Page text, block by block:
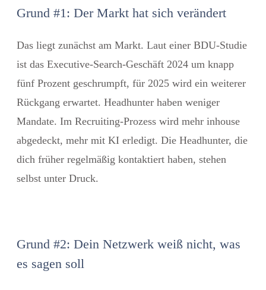
Grund #1: Der Markt hat sich verändert
Das liegt zunächst am Markt. Laut einer BDU-Studie
ist das Executive-Search-Geschäft 2024 um knapp
fünf Prozent geschrumpft, für 2025 wird ein weiterer
Rückgang erwartet. Headhunter haben weniger
Mandate. Im Recruiting-Prozess wird mehr inhouse
abgedeckt, mehr mit KI erledigt. Die Headhunter, die
dich früher regelmäßig kontaktiert haben, stehen
selbst unter Druck.
Grund #2: Dein Netzwerk weiß nicht, was
es sagen soll